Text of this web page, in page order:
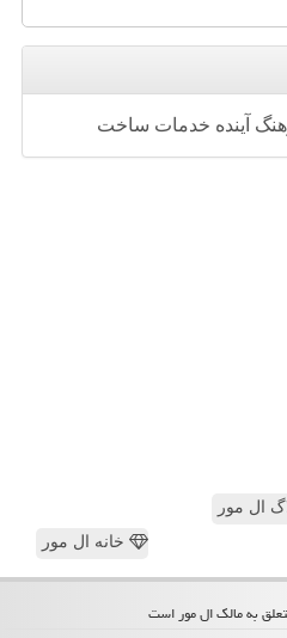
آینده خدمات ساخت
ال مور
خانه ال مور